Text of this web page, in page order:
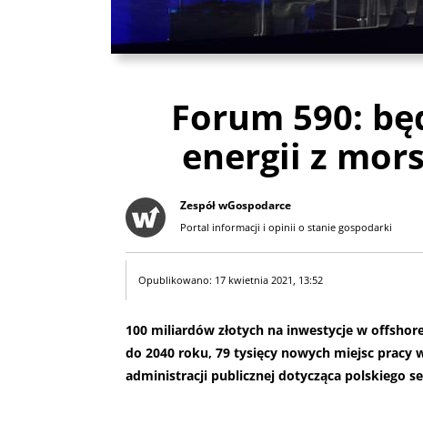
Forum 590:
energii z
Zespół wGospodarce
Portal informacji i opinii o stanie gospodarki
Opublikowano: 17 kwietnia 2021, 13:52
100 miliardów złotych na inwestycje w
do 2040 roku, 79 tysięcy nowych miejsc
administracji publicznej dotycząca polskiego